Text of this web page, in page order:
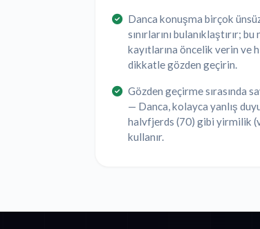
Danca konuşma birçok
sınırlarını bulanıklaştırır;
kayıtlarına öncelik verin ve
dikkatle gözden geçirin.
Gözden geçirme sırasında
— Danca, kolayca yanlış
halvfjerds (70) gibi yirmilik
kullanır.